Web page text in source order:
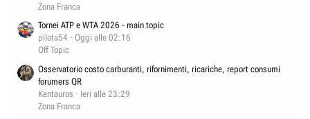
Zona Franca
Tornei ATP e WTA 2026 - main topic
pilota54
Oggi alle 02:16
Off Topic
Osservatorio costo carburanti, rifornimenti, ricariche, report consumi
forumers QR
Kentauros
Ieri alle 23:29
Zona Franca